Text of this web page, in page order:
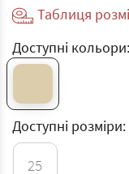
Таблиця
Доступні кольори:
Доступні розміри:
25